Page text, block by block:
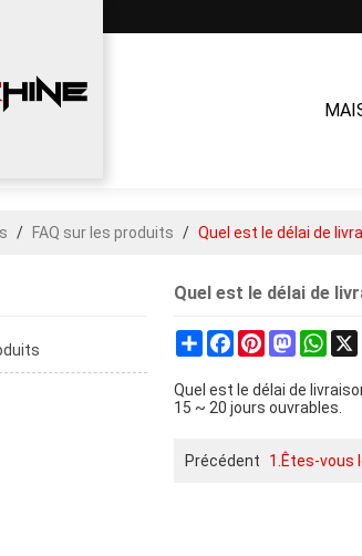
/ FAQ sur les produits / Quel est le délai de
Quel est le délai de
ShareFacebookPinterestMastodon
Quel est le délai de
15 ~ 20 jours ouvrables.
Précédent 1.Êtes-vous